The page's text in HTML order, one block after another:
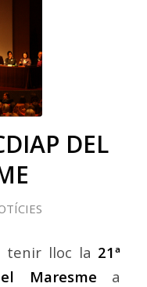
DEL
tenir lloc la 21ª
Maresme a